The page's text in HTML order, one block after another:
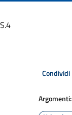
Condividi
Argomenti: